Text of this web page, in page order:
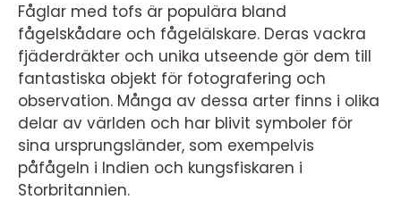
Fåglar med tofs är populära bland
fågelskådare och fågelälskare. Deras vackra
fjäderdräkter och unika utseende gör dem till
fantastiska objekt för fotografering och
observation. Många av dessa arter finns i olika
delar av världen och har blivit symboler för
sina ursprungsländer, som exempelvis
påfågeln i Indien och kungsfiskaren i
Storbritannien.